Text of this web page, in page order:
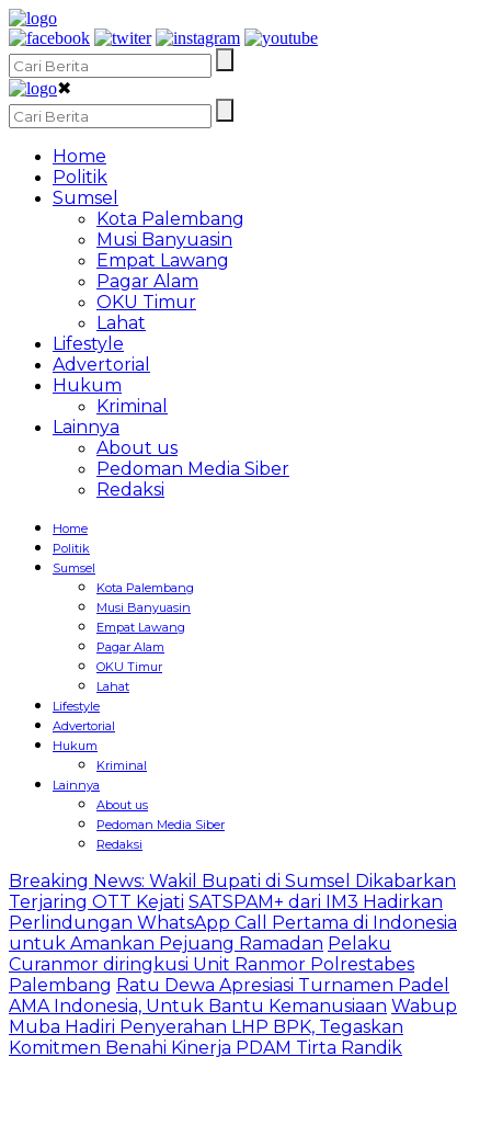
✖
Home
Politik
Sumsel
Kota Palembang
Musi Banyuasin
Empat Lawang
Pagar Alam
OKU Timur
Lahat
Lifestyle
Advertorial
Hukum
Kriminal
Lainnya
About us
Pedoman Media Siber
Redaksi
Home
Politik
Sumsel
Kota Palembang
Musi Banyuasin
Empat Lawang
Pagar Alam
OKU Timur
Lahat
Lifestyle
Advertorial
Hukum
Kriminal
Lainnya
About us
Pedoman Media Siber
Redaksi
Breaking News: Wakil Bupati di Sumsel Dikabarkan
Terjaring OTT Kejati SATSPAM+ dari IM3 Hadirkan
Perlindungan WhatsApp Call Pertama di Indonesia
untuk Amankan Pejuang Ramadan Pelaku
Curanmor diringkusi Unit Ranmor Polrestabes
Palembang Ratu Dewa Apresiasi Turnamen Padel
AMA Indonesia, Untuk Bantu Kemanusiaan Wabup
Muba Hadiri Penyerahan LHP BPK, Tegaskan
Komitmen Benahi Kinerja PDAM Tirta Randik